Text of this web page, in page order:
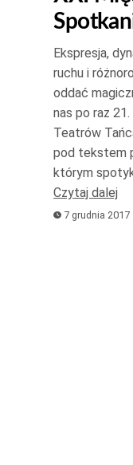
Ekspresja,
ruchu i
oddać
nas po raz
Teatrów
pod tekstem
którym
Czytaj dalej
7 grudnia 2017